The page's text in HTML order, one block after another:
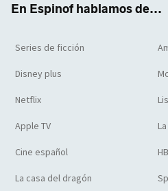
En Espinof hablamos de...
Series de ficción
Disney plus
Netflix
Apple TV
Cine español
La casa del dragón